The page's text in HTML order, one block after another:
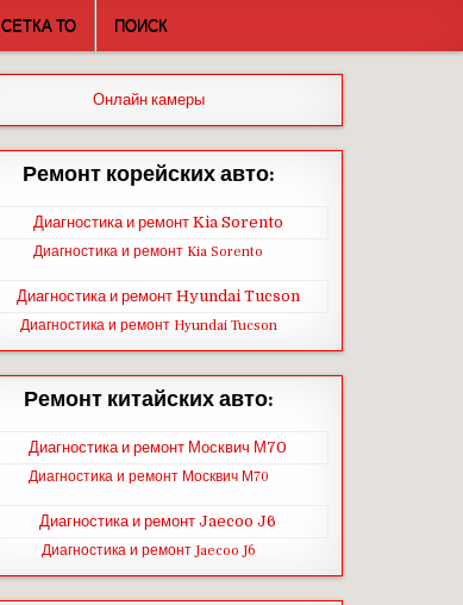
СЕТКА ТО ПОИСК
Онлайн камеры
Ремонт корейских авто:
Диагностика и ремонт Kia Sorento
Диагностика и ремонт Hyundai Tucson
Ремонт китайских авто:
Диагностика и ремонт Москвич М70
Диагностика и ремонт Jaecoo J6